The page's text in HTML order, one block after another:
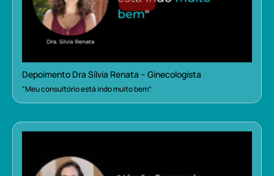
Depoimento Dra Sílvia Renata – Ginecologista
“Meu consultório está indo muito bem”